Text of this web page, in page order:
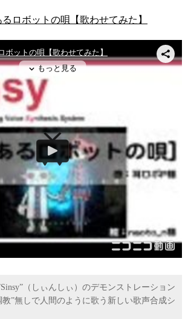
るロボットの唄【歌わせてみた】
（しぃんしぃ）のデモンストレーション
教”無しで人間のように歌う新しい歌声合成シ